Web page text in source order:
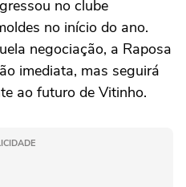
no clube
no início do ano.
negociação, a Raposa
imediata, mas seguirá
ao futuro de Vitinho.